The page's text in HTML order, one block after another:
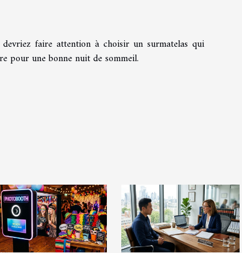
faire attention à choisir un surmatelas qui
pour une bonne nuit de sommeil.